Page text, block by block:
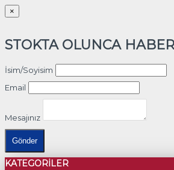
×
STOKTA OLUNCA
İsim/Soyisim
Email
Mesajınız
Gönder
KATEGORILER